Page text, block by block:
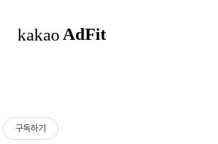
구독하기